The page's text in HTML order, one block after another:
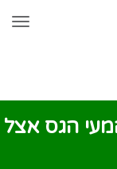
הגס אצל